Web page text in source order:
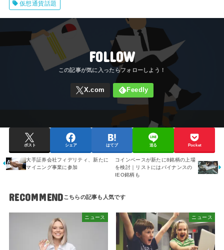
仮想通貨話題
FOLLOW
ポスト シェア はてブ 送る Pocket
大手証券会社フィデリティ、新たに
マイニング事業に参加
コインベースが新たに8銘柄の上場
を検討｜リストにはバイナンスの
IEO銘柄も
RECOMMEND
ニュース ニュース